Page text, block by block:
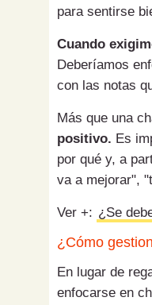
para sentirse
Cuando
Deberíamos
con las notas
Más que una
positivo. Es
por qué y, a
va a mejorar",
Ver +: ¿Se
¿Cómo
En lugar de
enfocarse en